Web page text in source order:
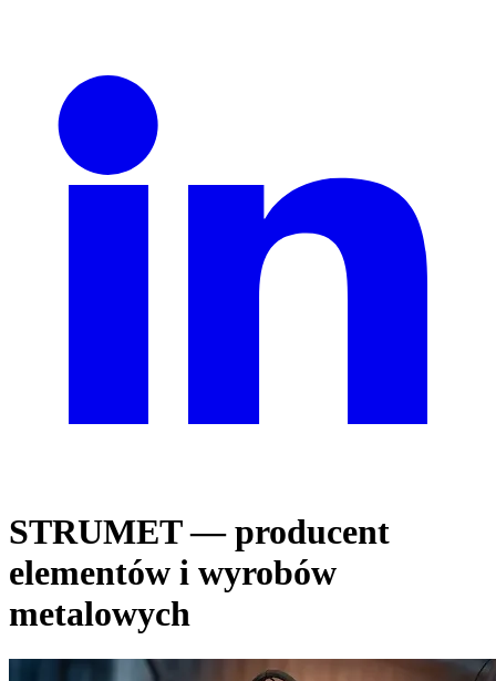
STRUMET — producent
elementów i wyrobów
metalowych